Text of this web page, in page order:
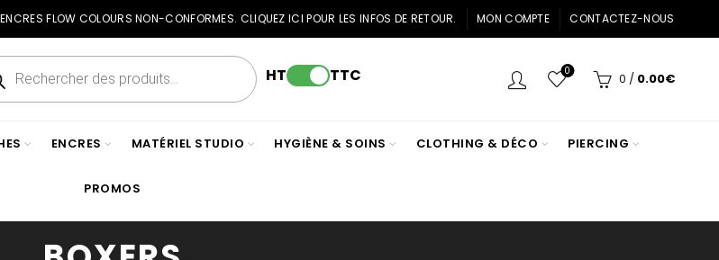
FLOW COLOURS NON-CONFORMES. CLIQUEZ ICI POUR LES INFOS DE RETOUR. MON COMPTE CONTACTEZ-NOUS
HT TTC 0 0 / 0.00€
ENCRES MATÉRIEL STUDIO HYGIÈNE & SOINS CLOTHING & DÉCO PIERCING
PROMOS